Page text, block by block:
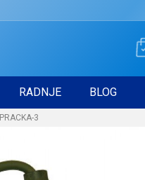
RADNJE BLOG
PRACKA-3